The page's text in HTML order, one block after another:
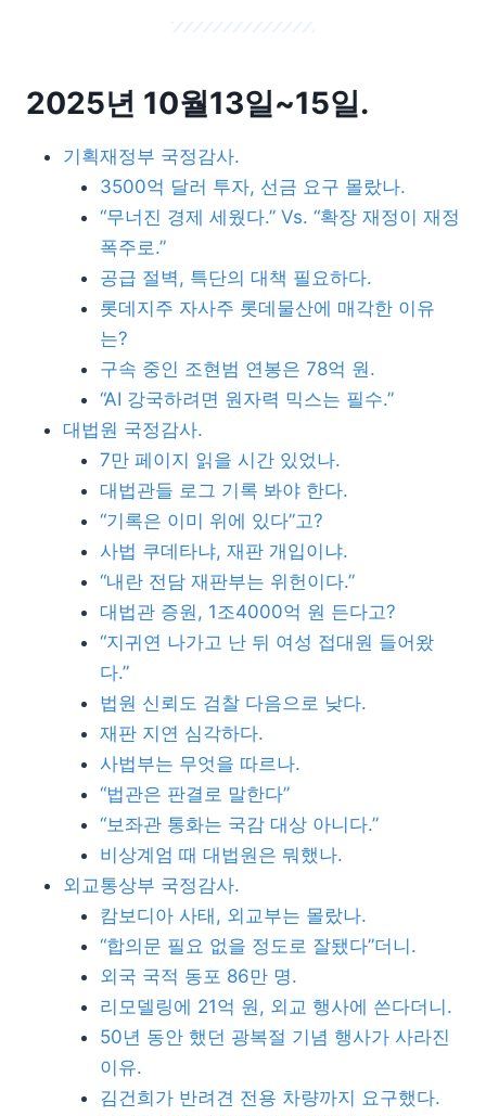
2025년 10월13일~15일.
기획재정부 국정감사.
3500억 달러 투자, 선금 요구 몰랐나.
“무너진 경제 세웠다.” Vs. “확장 재정이 재정
폭주로.”
공급 절벽, 특단의 대책 필요하다.
롯데지주 자사주 롯데물산에 매각한 이유
는?
구속 중인 조현범 연봉은 78억 원.
“AI 강국하려면 원자력 믹스는 필수.”
대법원 국정감사.
7만 페이지 읽을 시간 있었나.
대법관들 로그 기록 봐야 한다.
“기록은 이미 위에 있다”고?
사법 쿠데타냐, 재판 개입이냐.
“내란 전담 재판부는 위헌이다.”
대법관 증원, 1조4000억 원 든다고?
“지귀연 나가고 난 뒤 여성 접대원 들어왔
다.”
법원 신뢰도 검찰 다음으로 낮다.
재판 지연 심각하다.
사법부는 무엇을 따르나.
“법관은 판결로 말한다”
“보좌관 통화는 국감 대상 아니다.”
비상계엄 때 대법원은 뭐했나.
외교통상부 국정감사.
캄보디아 사태, 외교부는 몰랐나.
“합의문 필요 없을 정도로 잘됐다”더니.
외국 국적 동포 86만 명.
리모델링에 21억 원, 외교 행사에 쓴다더니.
50년 동안 했던 광복절 기념 행사가 사라진
이유.
김건희가 반려견 전용 차량까지 요구했다.